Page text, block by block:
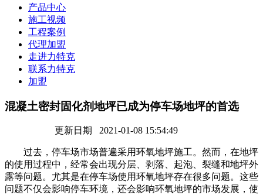
产品中心
施工视频
工程案例
代理加盟
走进力特克
联系力特克
加盟
混凝土密封固化剂地坪已成为停车场地坪的首选
更新日期 2021-01-08 15:54:49
过去，停车场市场普遍采用环氧地坪施工。然而，在地坪
的使用过程中，经常会出现分层、剥落、起泡、裂缝和地坪外
露等问题。尤其是在停车场使用环氧地坪存在很多问题。这些
问题不仅会影响停车环境，还会影响环氧地坪的市场发展，使